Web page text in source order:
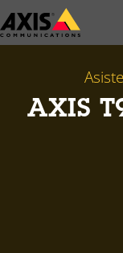
Saltar
al
AXIS